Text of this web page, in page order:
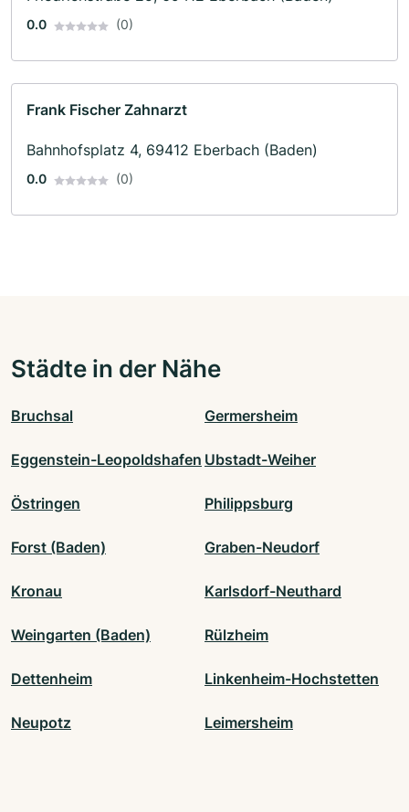
0.0 (0)
Frank Fischer Zahnarzt
Bahnhofsplatz 4, 69412 Eberbach (Baden)
0.0 (0)
Städte in der Nähe
Bruchsal Germersheim
Eggenstein-Leopoldshafen Ubstadt-Weiher
Östringen Philippsburg
Forst (Baden) Graben-Neudorf
Kronau Karlsdorf-Neuthard
Weingarten (Baden) Rülzheim
Dettenheim Linkenheim-Hochstetten
Neupotz Leimersheim